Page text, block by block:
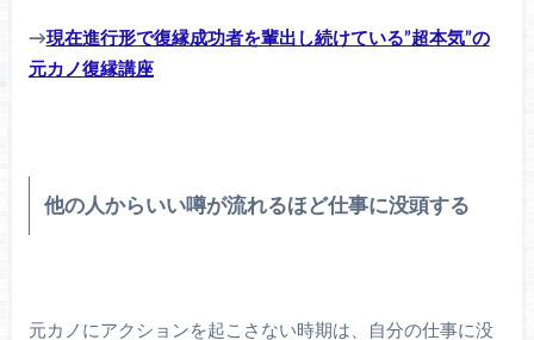
→現在進行形で復縁成功者を輩出し続けている”超本気”の
元カノ復縁講座
他の人からいい噂が流れるほど仕事に没頭する
元カノにアクションを起こさない時期は、自分の仕事に没